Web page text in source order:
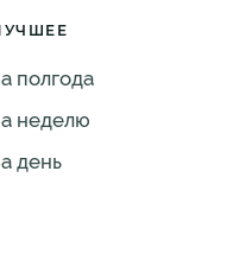
полгода
неделю
день